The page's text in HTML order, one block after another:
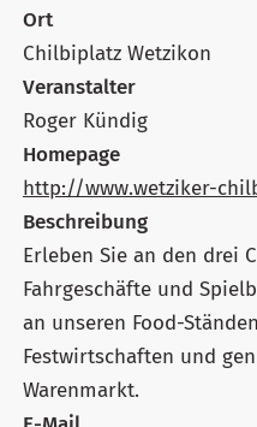
Ort
Chilbiplatz Wetzikon
Veranstalter
Roger Kündig
Homepage
http://www.wetziker-
Beschreibung
Erleben Sie an den drei
Fahrgeschäfte und
an unseren Food-
Festwirtschaften und
Warenmarkt.